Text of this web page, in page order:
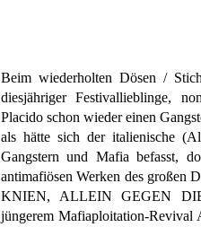
Beim wiederholten Dösen /
diesjähriger Festivallieblinge,
Placido schon wieder einen
als hätte sich der italienische
Gangstern und Mafia befasst,
antimafiösen Werken des
KNIEN, ALLEIN GEGEN
jüngerem Mafiaploitation-